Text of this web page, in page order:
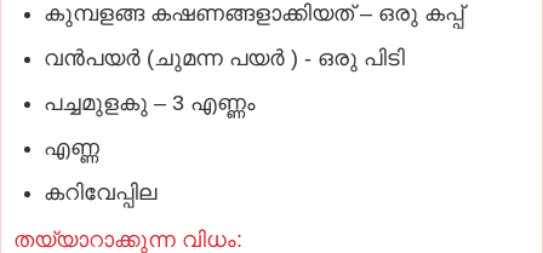
കുമ്പളങ്ങ കഷണങ്ങളാക്കിയത്‌ – ഒരു കപ്പ്‌
വന്‍പയര്‍ (ചുമന്ന പയര്‍ ) - ഒരു പിടി
പച്ചമുളകു – 3 എണ്ണം
എണ്ണ
കറിവേപ്പില
തയ്യാറാക്കുന്ന വിധം: